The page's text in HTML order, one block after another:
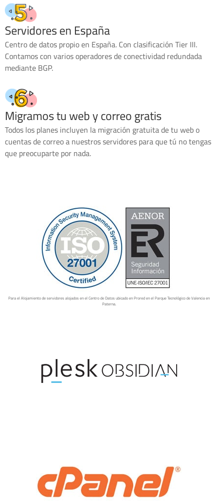
Servidores en España
Centro de datos propio en España. Con clasificación Tier III.
Contamos con varios operadores de conectividad redundada
mediante BGP.
Migramos tu web y correo gratis
Todos los planes incluyen la migración gratuita de tu web o
cuentas de correo a nuestros servidores para que tú no tengas
que preocuparte por nada.
Para el Alojamiento de servidores alojados en el Centro de Datos ubicado en Prored en el Parque Tecnológico de Valencia en
Paterna.